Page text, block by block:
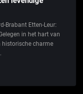
Brabant Etten-Leur:
in het hart van
historische charme